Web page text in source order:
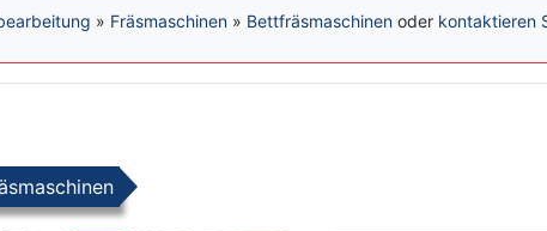
» Fräsmaschinen » Bettfräsmaschinen oder kontaktieren